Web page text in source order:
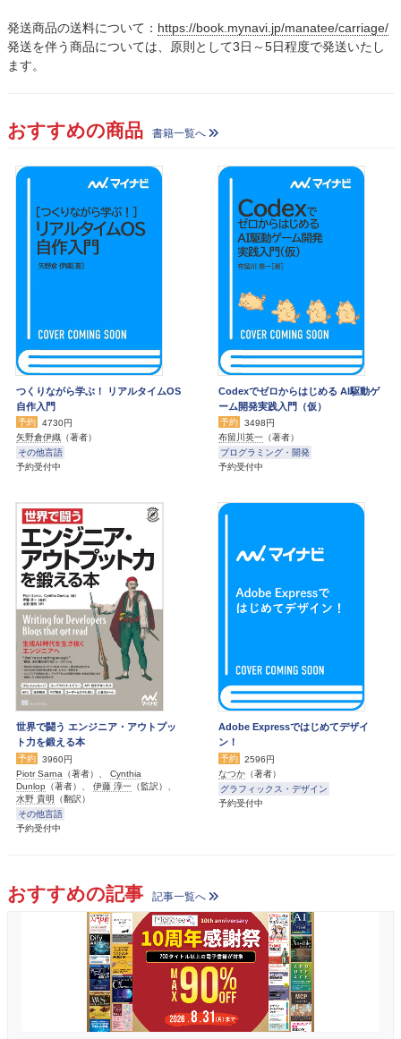
発送商品の送料について： https://book.mynavi.jp/manatee/carriage/
発送を伴う商品については、原則として3日～5日程度で発送いたし
ます。
おすすめの商品 書籍一覧へ
つくりながら学ぶ！ リアルタイムOS
自作入門
予約
4730円
矢野倉伊織 （著者）
その他言語
予約受付中
Codexでゼロからはじめる AI駆動ゲ
ーム開発実践入門（仮）
予約
3498円
布留川英一 （著者）
プログラミング・開発
予約受付中
世界で闘う エンジニア・アウトプッ
ト力を鍛える本
予約
3960円
Piotr Sarna （著者）、 Cynthia
Dunlop （著者）、 伊藤 淳一 （監訳）、
水野 貴明 （翻訳）
その他言語
予約受付中
Adobe Expressではじめてデザイ
ン！
予約
2596円
なつか （著者）
グラフィックス・デザイン
予約受付中
おすすめの記事 記事一覧へ